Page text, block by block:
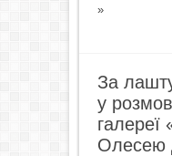
»
За
у
галереї
Олесею